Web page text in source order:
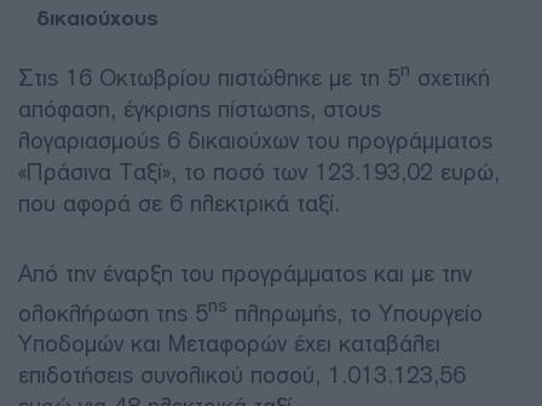
δικαιούχους
Στις 16 Οκτωβρίου πιστώθηκε με τη 5η σχετική
απόφαση, έγκρισης πίστωσης, στους
λογαριασμούς 6 δικαιούχων του προγράμματος
«Πράσινα Ταξί», το ποσό των 123.193,02 ευρώ,
που αφορά σε 6 ηλεκτρικά ταξί.
Από την έναρξη του προγράμματος και με την
ολοκλήρωση της 5ης πληρωμής, το Υπουργείο
Υποδομών και Μεταφορών έχει καταβάλει
επιδοτήσεις συνολικού ποσού, 1.013.123,56